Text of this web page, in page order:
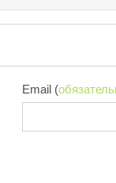
Email (